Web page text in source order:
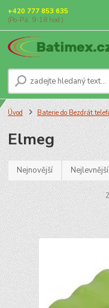
+420 777 853 635
(Po-Pá, 9-18 hod.)
Úvod Baterie do
Elmeg
Nejnovější Nejlevnější